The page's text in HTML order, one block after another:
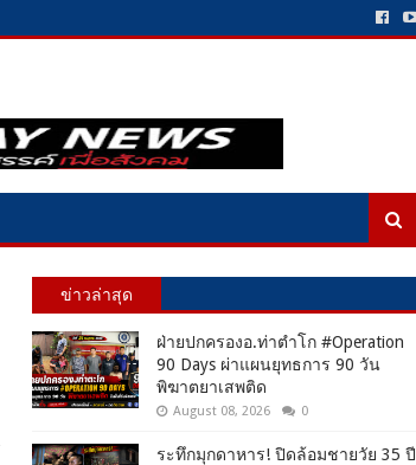
ข่าวล่าสุด
ฝ่ายปกครองอ.ท่าตำโก #Operation
90 Days ผ่าแผนยุทธการ 90 วัน
พิฆาตยาเสพติด
August 08, 2026 0
ระทึกมุกดาหาร! ปิดล้อมชายวัย 35 ปี